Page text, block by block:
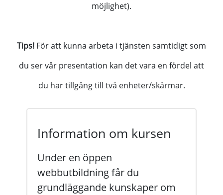
möjlighet).
Tips! För att kunna arbeta i tjänsten samtidigt som
du ser vår presentation kan det vara en fördel att
du har tillgång till två enheter/skärmar.
Information om kursen
Under en öppen
webbutbildning får du
grundläggande kunskaper om